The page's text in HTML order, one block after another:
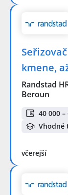
kmene,
Randstad
Beroun
40 000 –
Vhodné
včerejší